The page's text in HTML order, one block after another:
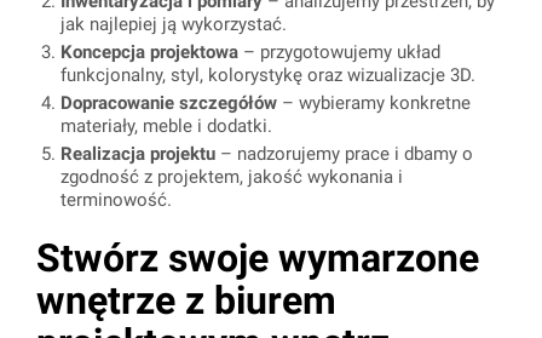
jak najlepiej ją wykorzystać.
Koncepcja projektowa – przygotowujemy układ
funkcjonalny, styl, kolorystykę oraz wizualizacje 3D.
Dopracowanie szczegółów – wybieramy konkretne
materiały, meble i dodatki.
Realizacja projektu – nadzorujemy prace i dbamy o
zgodność z projektem, jakość wykonania i
terminowość.
Stwórz swoje wymarzone
wnętrze z biurem